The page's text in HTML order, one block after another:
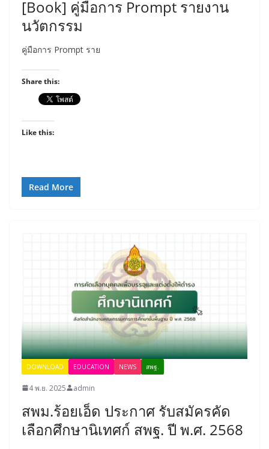
[Book] คู่มือการ Prompt รายงาน
นวัตกรรม
คู่มือการ Prompt ราย
Share this:
Like this:
Read More
DOWNLOAD EDUCATION NEWS สพฐ.
4 พ.ย. 2025 admin
สพม.ร้อยเอ็ด ประกาศ รับสมัครคัด
เลือกศึกษานิเทศก์ สพฐ. ปี พ.ศ. 2568